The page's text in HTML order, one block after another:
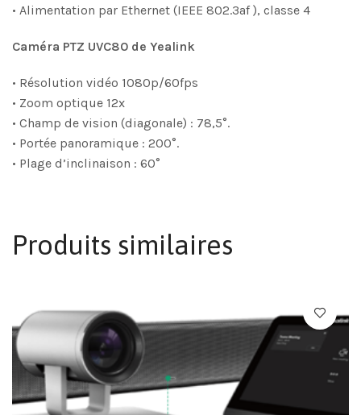
• Alimentation par Ethernet (IEEE 802.3af ), classe 4
Caméra PTZ UVC80 de Yealink
• Résolution vidéo 1080p/60fps
• Zoom optique 12x
• Champ de vision (diagonale) : 78,5°.
• Portée panoramique : 200°.
• Plage d’inclinaison : 60°
Produits similaires